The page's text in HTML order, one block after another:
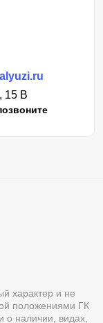
15 В
характер и не
положениями ГК
наличии, видах,